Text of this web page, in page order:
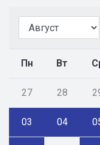
Пн Вт
27 28
03 04